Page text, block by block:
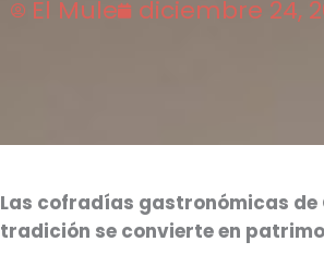
El Mule diciembre 24,
Las cofradías gastronómicas de
tradición se convierte en